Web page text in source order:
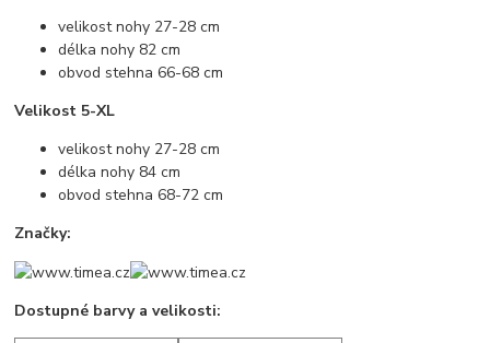
velikost nohy 27-28 cm
délka nohy 82 cm
obvod stehna 66-68 cm
Velikost 5-XL
velikost nohy 27-28 cm
délka nohy 84 cm
obvod stehna 68-72 cm
Značky:
Dostupné barvy a velikosti: